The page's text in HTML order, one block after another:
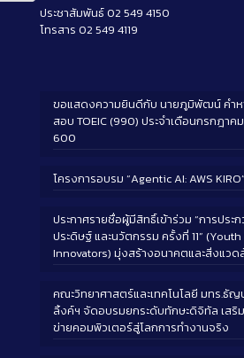
ประชาสัมพันธ์ 02 549 4150
โทรสาร 02 549 4119
ขอแสดงความยินดีกับ นายภูมิพัฒน์ คำห
สอบ TOEIC (990) ประจำเดือนกรกฎาค
600
โครงการอบรม “Agentic AI: AWS KIRO”
ประกาศรายชื่อผู้มีสิทธิ์เข้าร่วม “การประ
ประดิษฐ์ และนวัตกรรม ครั้งที่ 11”
Innovators) มุ่งสร้างอนาคตและสิ่งแว
คณะวิทยาศาสตร์และเทคโนโลยี มทร.ธั
ลิ้งค์ฯ จัดอบรมยกระดับทักษะดิจิทัล เสริม
ข่ายคอมพิวเตอร์สู่โลกการทำงานจริง